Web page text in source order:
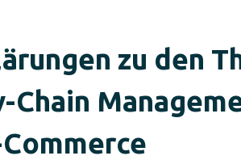
zu den